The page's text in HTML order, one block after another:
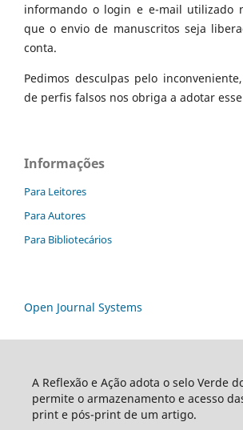
informando o login e e-mail utilizado
que o envio de manuscritos seja
conta.
Pedimos desculpas pelo
de perfis falsos nos obriga a adotar
Informações
Para Leitores
Para Autores
Para Bibliotecários
Open Journal Systems
A Reflexão e Ação adota o selo Verde
permite o armazenamento e acesso
print e pós-print de um artigo.